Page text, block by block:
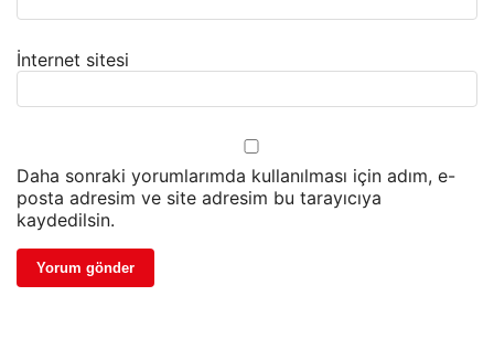
İnternet sitesi
Daha sonraki yorumlarımda kullanılması için adım, e-
posta adresim ve site adresim bu tarayıcıya
kaydedilsin.